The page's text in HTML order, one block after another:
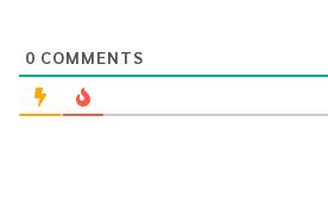
0 COMMENTS